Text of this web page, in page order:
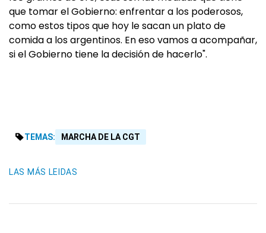
que tomar el Gobierno: enfrentar a los poderosos,
como estos tipos que hoy le sacan un plato de
comida a los argentinos. En eso vamos a acompañar,
si el Gobierno tiene la decisión de hacerlo".
TEMAS: MARCHA DE LA CGT
LAS MÁS LEIDAS